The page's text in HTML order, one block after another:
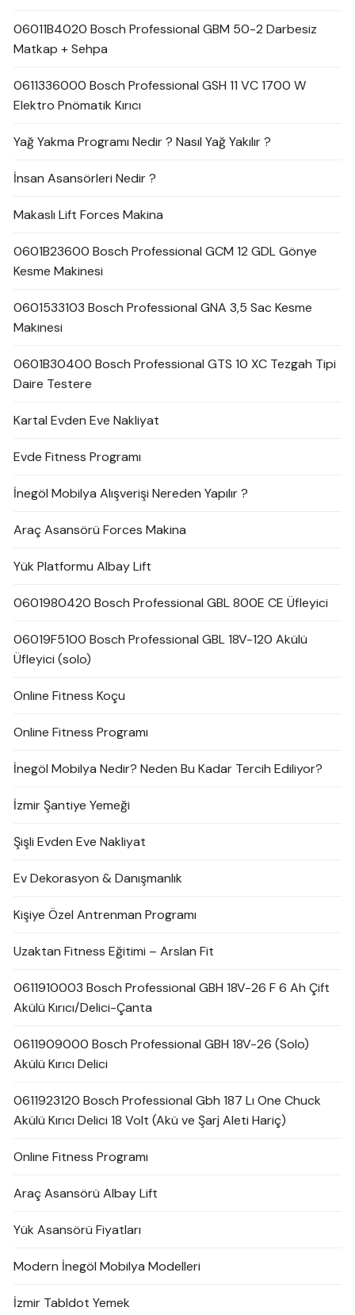
06011B4020 Bosch Professional GBM 50-2 Darbesiz
Matkap + Sehpa
0611336000 Bosch Professional GSH 11 VC 1700 W
Elektro Pnömatik Kırıcı
Yağ Yakma Programı Nedir ? Nasıl Yağ Yakılır ?
İnsan Asansörleri Nedir ?
Makaslı Lift Forces Makina
0601B23600 Bosch Professional GCM 12 GDL Gönye
Kesme Makinesi
0601533103 Bosch Professional GNA 3,5 Sac Kesme
Makinesi
0601B30400 Bosch Professional GTS 10 XC Tezgah Tipi
Daire Testere
Kartal Evden Eve Nakliyat
Evde Fitness Programı
İnegöl Mobilya Alışverişi Nereden Yapılır ?
Araç Asansörü Forces Makina
Yük Platformu Albay Lift
0601980420 Bosch Professional GBL 800E CE Üfleyici
06019F5100 Bosch Professional GBL 18V-120 Akülü
Üfleyici (solo)
Online Fitness Koçu
Online Fitness Programı
İnegöl Mobilya Nedir? Neden Bu Kadar Tercih Ediliyor?
İzmir Şantiye Yemeği
Şişli Evden Eve Nakliyat
Ev Dekorasyon & Danışmanlık
Kişiye Özel Antrenman Programı
Uzaktan Fitness Eğitimi – Arslan Fit
0611910003 Bosch Professional GBH 18V-26 F 6 Ah Çift
Akülü Kırıcı/Delici-Çanta
0611909000 Bosch Professional GBH 18V-26 (Solo)
Akülü Kırıcı Delici
0611923120 Bosch Professional Gbh 187 Lı One Chuck
Akülü Kırıcı Delici 18 Volt (Akü ve Şarj Aleti Hariç)
Online Fitness Programı
Araç Asansörü Albay Lift
Yük Asansörü Fiyatları
Modern İnegöl Mobilya Modelleri
İzmir Tabldot Yemek